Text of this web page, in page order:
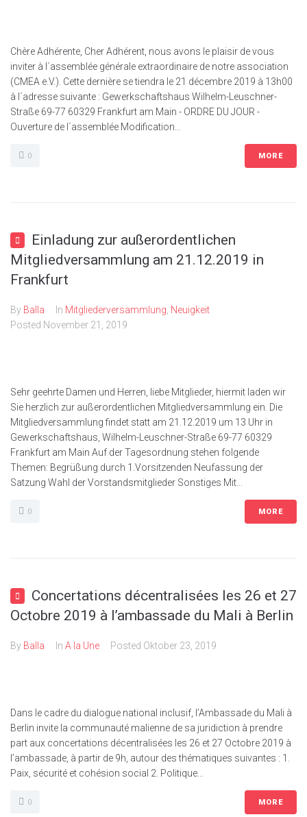
Chère Adhérente, Cher Adhérent, nous avons le plaisir de vous
inviter à l´assemblée générale extraordinaire de notre association
(CMEA e.V.). Cette dernière se tiendra le 21 décembre 2019 à 13h00
à l´adresse suivante : Gewerkschaftshaus Wilhelm-Leuschner-
Straße 69-77 60329 Frankfurt am Main - ORDRE DU JOUR -
Ouverture de l´assemblée Modification...
0 MORE
Einladung zur außerordentlichen
Mitgliedversammlung am 21.12.2019 in
Frankfurt
By Balla In Mitgliederversammlung Neuigkeit
Posted November 21, 2019
Sehr geehrte Damen und Herren, liebe Mitglieder, hiermit laden wir
Sie herzlich zur außerordentlichen Mitgliedversammlung ein. Die
Mitgliedversammlung findet statt am 21.12.2019 um 13 Uhr in
Gewerkschaftshaus, Wilhelm-Leuschner-Straße 69-77 60329
Frankfurt am Main Auf der Tagesordnung stehen folgende
Themen: Begrüßung durch 1.Vorsitzenden Neufassung der
Satzung Wahl der Vorstandsmitglieder Sonstiges Mit...
0 MORE
Concertations décentralisées les 26 et 27
Octobre 2019 à l’ambassade du Mali à Berlin
By Balla In A la Une Posted Oktober 23, 2019
Dans le cadre du dialogue national inclusif, l’Ambassade du Mali à
Berlin invite la communauté malienne de sa juridiction à prendre
part aux concertations décentralisées les 26 et 27 Octobre 2019 à
l’ambassade, à partir de 9h, autour des thématiques suivantes : 1.
Paix, sécurité et cohésion social 2. Politique...
0 MORE